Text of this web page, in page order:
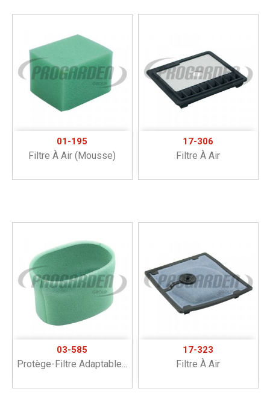
01-195
Filtre À Air (mousse)
17-306
Filtre À Air
03-585
Protège-Filtre Adaptable...
17-323
Filtre À Air